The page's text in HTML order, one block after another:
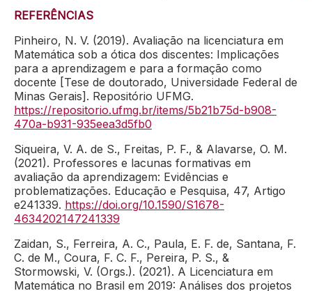
REFERÊNCIAS
Pinheiro, N. V. (2019). Avaliação na licenciatura em
Matemática sob a ótica dos discentes: Implicações
para a aprendizagem e para a formação como
docente [Tese de doutorado, Universidade Federal de
Minas Gerais]. Repositório UFMG.
https://repositorio.ufmg.br/items/5b21b75d-b908-
470a-b931-935eea3d5fb0
Siqueira, V. A. de S., Freitas, P. F., & Alavarse, O. M.
(2021). Professores e lacunas formativas em
avaliação da aprendizagem: Evidências e
problematizações. Educação e Pesquisa, 47, Artigo
e241339. https://doi.org/10.1590/S1678-
4634202147241339
Zaidan, S., Ferreira, A. C., Paula, E. F. de, Santana, F.
C. de M., Coura, F. C. F., Pereira, P. S., &
Stormowski, V. (Orgs.). (2021). A Licenciatura em
Matemática no Brasil em 2019: Análises dos projetos